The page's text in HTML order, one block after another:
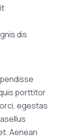
dis
porttitor
egestas
Aenean